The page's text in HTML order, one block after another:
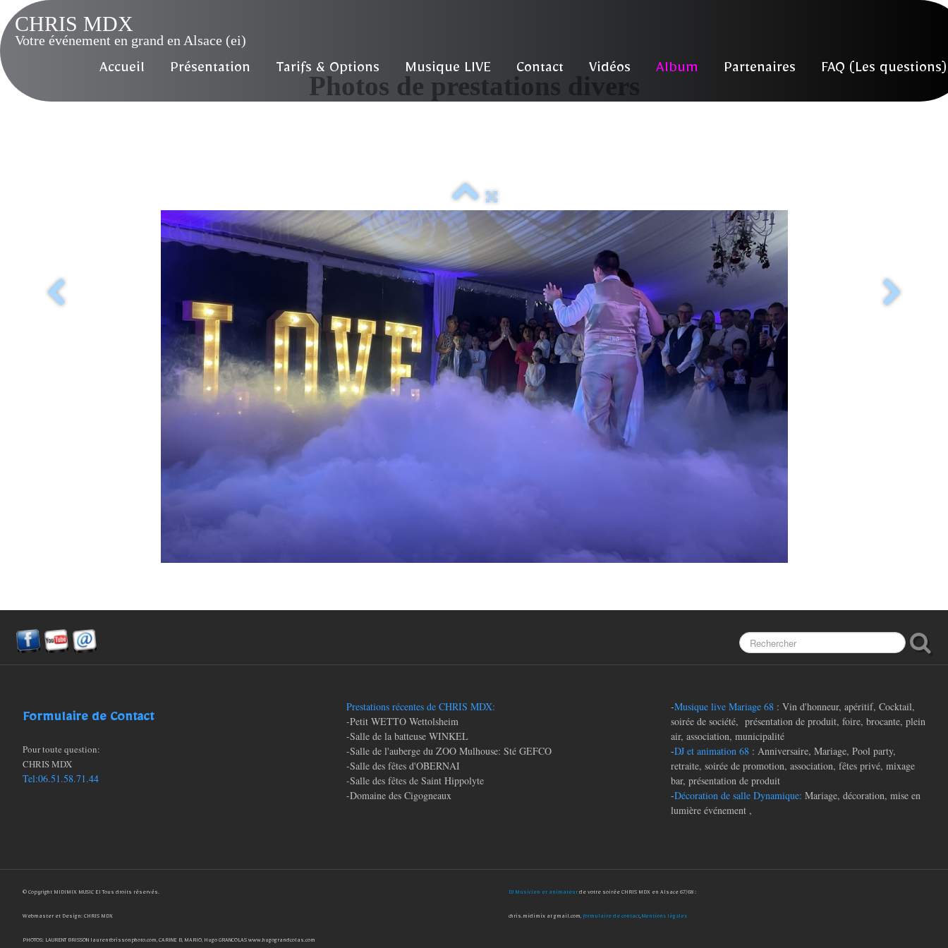
CHRIS MDX
Votre événement en grand en Alsace (ei)
Accueil Présentation Tarifs & Options Musique LIVE Contact Vidéos Album Partenaires FAQ (Les questions)
Photos de prestations divers
Formulaire de Contact
Pour toute question:
CHRIS MDX
Tel:06.51.58.71.44
Prestations récentes de CHRIS MDX:
-Petit WETTO Wettolsheim
-Salle de la batteuse WINKEL
-Salle de l'auberge du ZOO Mulhouse: Sté GEFCO
-Salle des fêtes d'OBERNAI
-Salle des fêtes de Saint Hippolyte
-Domaine des Cigogneaux
-Musique live Mariage 68: Vin d'honneur, apéritif, Cocktail,
soirée de société, présentation de produit, foire, brocante, plein
air, association, municipalité
-DJ et animation 68: Anniversaire, Mariage, Pool party,
retraite, soirée de promotion, association, fêtes privé, mixage
bar, présentation de produit
-Décoration de salle Dynamique: Mariage, décoration, mise en
lumière événement ,
© Copyright MIDIMIX MUSIC EI Tous droits réservés.
Webmaster et Design: CHRIS MDX
PHOTOS: LAURENT BRISSON laurentbrissonphoto.com, CARINE B, MARIO, Hugo GRANCOLAS www.hugograndcolas.com
DJ Musicien et animateurde votre soirée CHRIS MDX en Alsace 67/68 :
chris.midimix at gmail.com,formulaire de contact,Mentions légales